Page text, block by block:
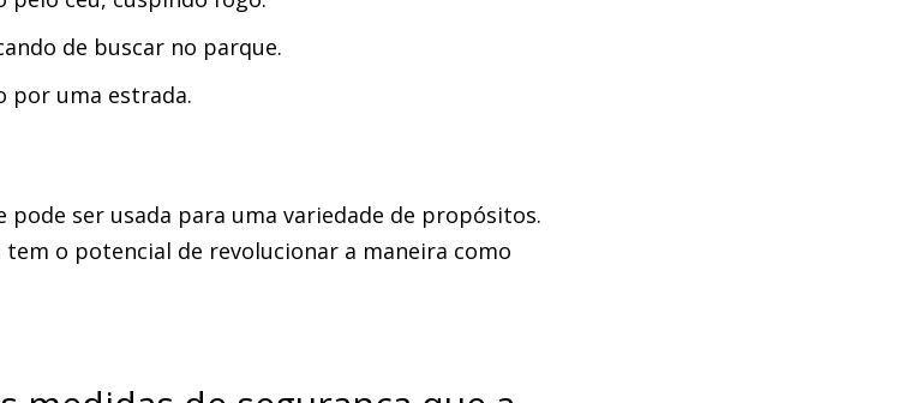
de buscar no parque.
por uma estrada.
ser usada para uma variedade de propósitos.
o potencial de revolucionar a maneira como